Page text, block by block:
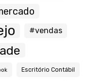
#vendas
Escritório Contábil